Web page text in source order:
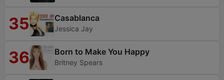
35 Casablanca
Jessica Jay
36 Born to Make You Happy
Britney Spears